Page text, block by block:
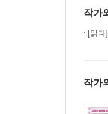
작가
[읽다]
작가